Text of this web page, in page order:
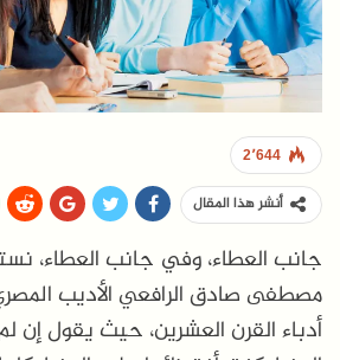
2٬644
أنشر هذا المقال
جانب العطاء، وفي جانب العطاء،
مصطفى صادق الرافعي الأديب
أدباء القرن العشرين، حيث يقول إن